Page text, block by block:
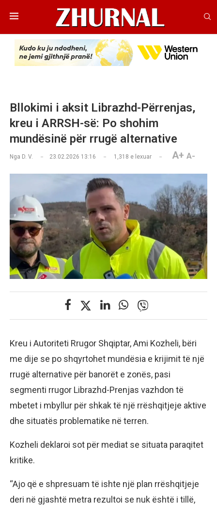
Bllokimi i aksit Librazhd-Përrenjas,
kreu i ARRSH-së: Po shohim
mundësinë për rrugë alternative
Nga D. V. 23.02.2026 13:16 1,318 e lexuar A+ A-
Kreu i Autoriteti Rrugor Shqiptar, Ami Kozheli, bëri
me dije se po shqyrtohet mundësia e krijimit të një
rrugë alternative për banorët e zonës, pasi
segmenti rrugor Librazhd-Prenjas vazhdon të
mbetet i mbyllur për shkak të një rrëshqitjeje aktive
dhe situatës problematike në terren.
Kozheli deklaroi sot për mediat se situata paraqitet
kritike.
“Ajo që e shpresuam të ishte një plan rrëshqitjeje
deri në gjashtë metra rezultoi se nuk është i tillë,